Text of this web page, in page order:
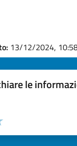
13/12/2024,
le
informazioni (da 1 a 5
di stelle per
5 stelle su 5
4 stelle su 5
su 5
su 5